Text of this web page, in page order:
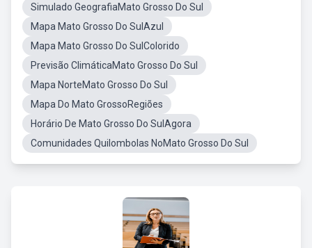
Simulado GeografiaMato Grosso Do Sul
Mapa Mato Grosso Do SulAzul
Mapa Mato Grosso Do SulColorido
Previsão ClimáticaMato Grosso Do Sul
Mapa NorteMato Grosso Do Sul
Mapa Do Mato GrossoRegiões
Horário De Mato Grosso Do SulAgora
Comunidades Quilombolas NoMato Grosso Do Sul